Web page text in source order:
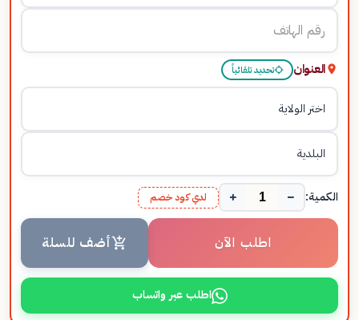
العنوان تحديد تلقائياً
الكمية: −
+ لدي كود خصم
اطلب الآن أضف للسلة
اطلب عبر واتساب